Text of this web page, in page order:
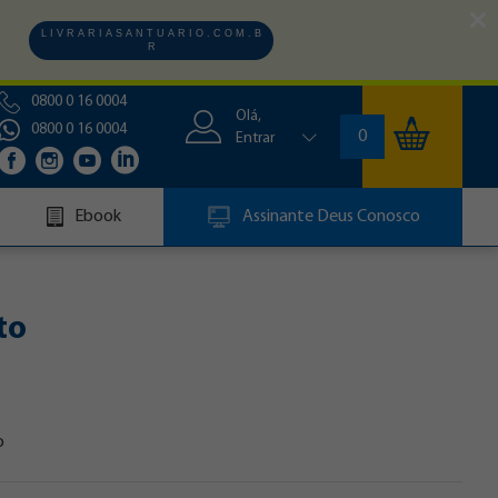
L I V R A R I A S A N T U A R I O . C O M . B
R
0800 0 16 0004
0800 0 16 0004
Olá,
Entrar
0
Ebook Assinante Deus Conosco